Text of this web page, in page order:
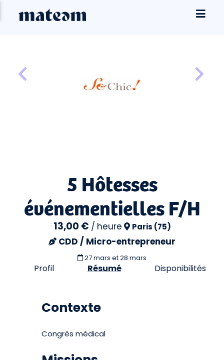
5 Hôtesses
événementielles F/H
13,00 € / heure Paris (75)
CDD / Micro-entrepreneur
27 mars et 28 mars
Profil Résumé Disponibilités
Contexte
Congrès médical